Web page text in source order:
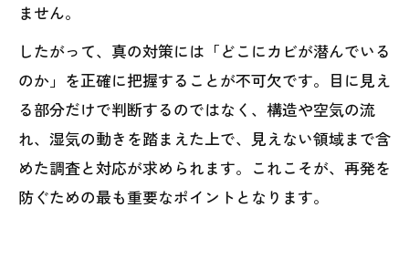
ません。
したがって、真の対策には「どこにカビが潜んでいる
のか」を正確に把握することが不可欠です。目に見え
る部分だけで判断するのではなく、構造や空気の流
れ、湿気の動きを踏まえた上で、見えない領域まで含
めた調査と対応が求められます。これこそが、再発を
防ぐための最も重要なポイントとなります。